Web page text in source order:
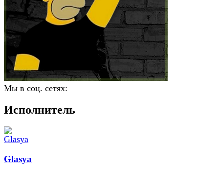
Мы в соц. сетях:
Исполнитель
Glasya